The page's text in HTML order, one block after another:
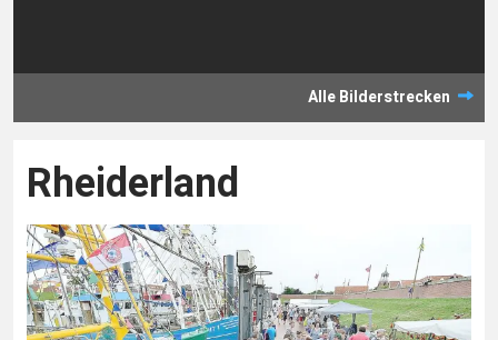
Alle Bilderstrecken
Rheiderland